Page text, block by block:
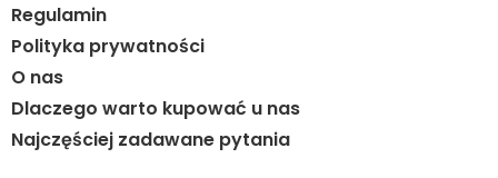
Regulamin
Polityka prywatności
O nas
Dlaczego warto kupować u nas
Najczęściej zadawane pytania